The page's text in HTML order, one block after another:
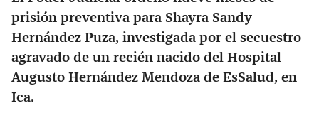
prisión preventiva para Shayra Sandy
Hernández Puza, investigada por el secuestro
agravado de un recién nacido del Hospital
Augusto Hernández Mendoza de EsSalud, en
Ica.